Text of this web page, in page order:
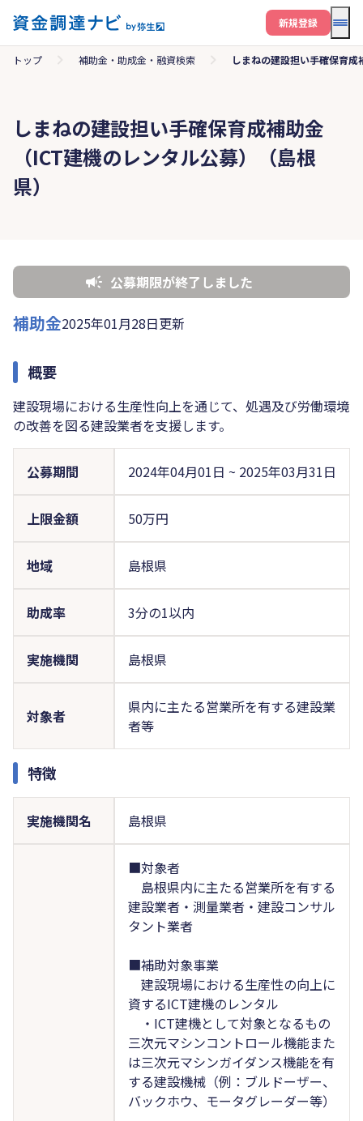
メ
新規登録
トップ 補助金・助成金・融資検索 しまねの建設担い手確保育
しまねの建設担い手確保育成補助金
（ICT建機のレンタル公募）（島根
県）
公募期限が終了しました
補助金2025年01月28日更新
概要
建設現場における生産性向上を通じて、処遇及び労働環境
の改善を図る建設業者を支援します。
公募期間 2024年04月01日 ~ 2025年03月31日
上限金額 50万円
地域 島根県
助成率 3分の1以内
実施機関 島根県
対象者
県内に主たる営業所を有する建設業
者等
特徴
実施機関名 島根県
■対象者
島根県内に主たる営業所を有する
建設業者・測量業者・建設コンサル
タント業者
■補助対象事業
建設現場における生産性の向上に
資するICT建機のレンタル
・ICT建機として対象となるもの
三次元マシンコントロール機能また
は三次元マシンガイダンス機能を有
する建設機械（例：ブルドーザー、
バックホウ、モータグレーダー等）